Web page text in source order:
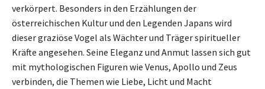
verkörpert. Besonders in den Erzählungen der
österreichischen Kultur und den Legenden Japans wird
dieser graziöse Vogel als Wächter und Träger spiritueller
Kräfte angesehen. Seine Eleganz und Anmut lassen sich gut
mit mythologischen Figuren wie Venus, Apollo und Zeus
verbinden, die Themen wie Liebe, Licht und Macht